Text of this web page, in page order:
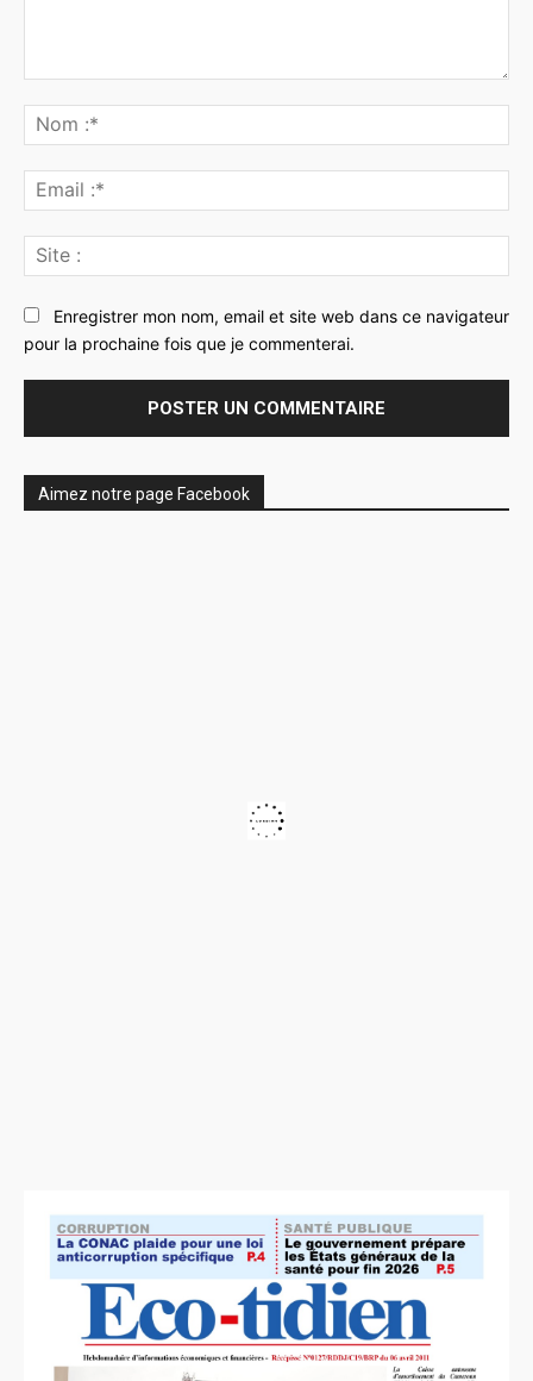
:*
:*
:
Enregistrer mon nom, email et site web dans ce navigateur
pour la prochaine fois que je commenterai.
Aimez notre page Facebook